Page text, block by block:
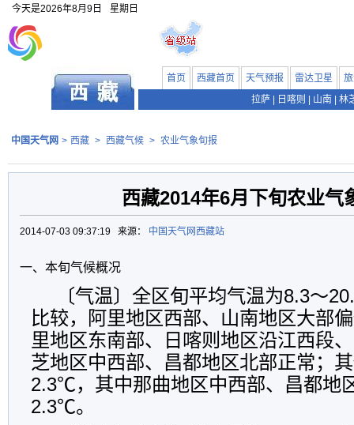
今天是2026年8月9日 星期日
首页 西藏首页 天气预报 雷达卫星
拉萨
日喀则 山南 林
中国天气网 > 西藏 > 西藏气候 > 农业气象旬报
西藏2014年6月下旬农业气
2014-07-03 09:37:19 来源： 中国天气网西藏站
一、本旬气候概况
〔气温〕全区旬平均气温为8.3～
比较，阿里地区西部、山南地区大部
里地区东南部、日喀则地区沿江西段
芝地区中西部、昌都地区北部正常；
2.3℃，其中那曲地区中西部、昌都地
2.3℃。